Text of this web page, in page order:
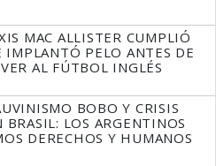
MAC ALLISTER CUMPLIÓ
IMPLANTÓ PELO ANTES DE
AL FÚTBOL INGLÉS
BOBO Y CRISIS
BRASIL: LOS ARGENTINOS
DERECHOS Y HUMANOS